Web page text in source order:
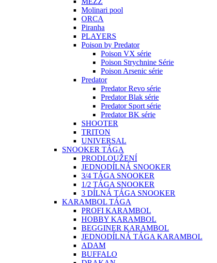
Molinari pool
ORCA
Piranha
PLAYERS
Poison by Predator
Poison VX série
Poison Strychnine Série
Poison Arsenic série
Predator
Predator Revo série
Predator Blak série
Predator Sport série
Predator BK série
SHOOTER
TRITON
UNIVERSAL
SNOOKER TÁGA
PRODLOUŽENÍ
JEDNODÍLNÁ SNOOKER
3/4 TÁGA SNOOKER
1/2 TÁGA SNOOKER
3 DÍLNÁ TÁGA SNOOKER
KARAMBOL TÁGA
PROFI KARAMBOL
HOBBY KARAMBOL
BEGGINER KARAMBOL
JEDNODÍLNÁ TÁGA KARAMBOL
ADAM
BUFFALO